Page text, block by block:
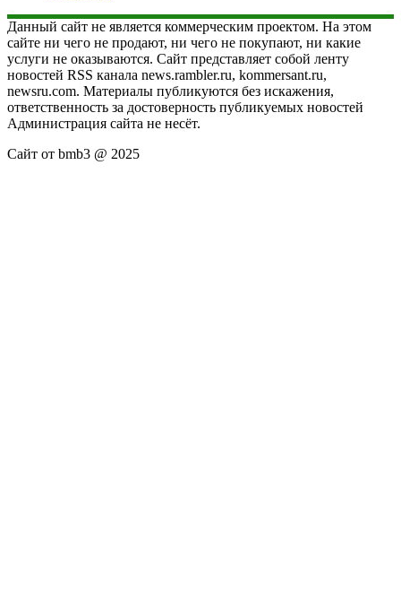
Данный сайт не является коммерческим проектом. На этом
сайте ни чего не продают, ни чего не покупают, ни какие
услуги не оказываются. Сайт представляет собой ленту
новостей RSS канала news.rambler.ru, kommersant.ru,
newsru.com. Материалы публикуются без искажения,
ответственность за достоверность публикуемых новостей
Администрация сайта не несёт.
Сайт от bmb3 @ 2025